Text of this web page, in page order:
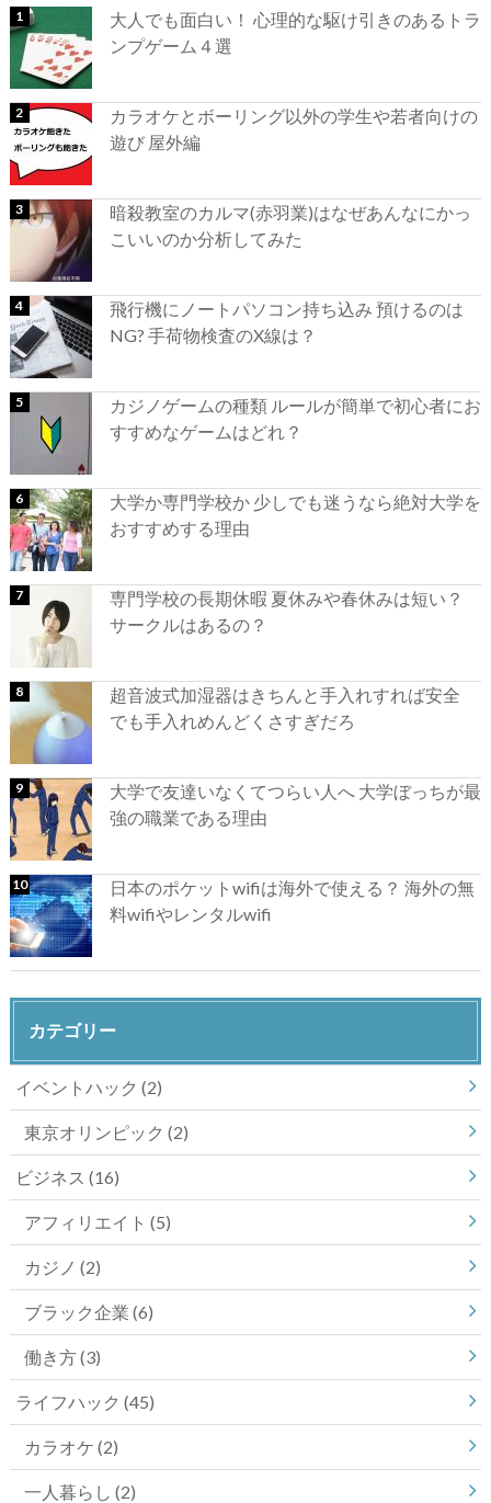
大人でも面白い！ 心理的な駆け引きのあるトラ
ンプゲーム４選
カラオケとボーリング以外の学生や若者向けの
遊び 屋外編
暗殺教室のカルマ(赤羽業)はなぜあんなにかっ
こいいのか分析してみた
飛行機にノートパソコン持ち込み 預けるのは
NG? 手荷物検査のX線は？
カジノゲームの種類 ルールが簡単で初心者にお
すすめなゲームはどれ？
大学か専門学校か 少しでも迷うなら絶対大学を
おすすめする理由
専門学校の長期休暇 夏休みや春休みは短い？
サークルはあるの？
超音波式加湿器はきちんと手入れすれば安全
でも手入れめんどくさすぎだろ
大学で友達いなくてつらい人へ 大学ぼっちが最
強の職業である理由
日本のポケットwifiは海外で使える？ 海外の無
料wifiやレンタルwifi
カテゴリー
イベントハック (2)
東京オリンピック (2)
ビジネス (16)
アフィリエイト (5)
カジノ (2)
ブラック企業 (6)
働き方(3)
ライフハック (45)
カラオケ (2)
一人暮らし (2)